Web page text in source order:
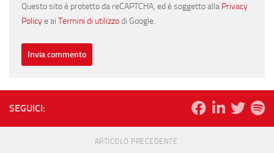
Questo sito è protetto da reCAPTCHA, ed è soggetto alla Privacy
Policye ai Termini di utilizzodi Google.
SEGUICI:
ARTICOLO PRECEDENTE